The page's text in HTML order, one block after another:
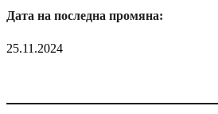
Дата на последна промяна:
25.11.2024